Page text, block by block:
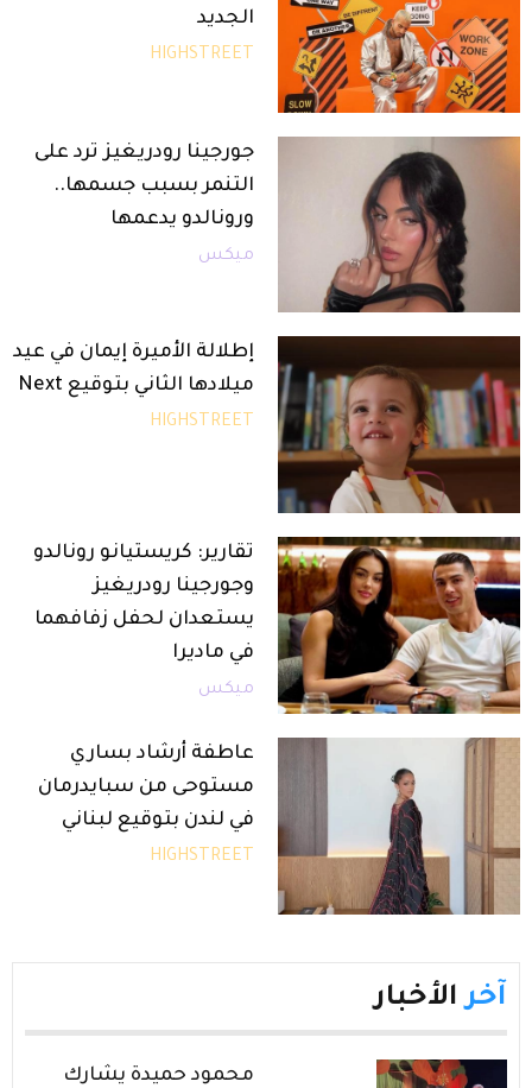
الجديد
HIGHSTREET
جورجينا رودريغيز ترد على
التنمر بسبب جسمها..
ورونالدو يدعمها
ميكس
إطلالة الأميرة إيمان في عيد
ميلادها الثاني بتوقيع Next
HIGHSTREET
تقارير: كريستيانو رونالدو
وجورجينا رودريغيز
يستعدان لحفل زفافهما
في ماديرا
ميكس
عاطفة أرشاد بساري
مستوحى من سبايدرمان
في لندن بتوقيع لبناني
HIGHSTREET
آخر الأخبار
محمود حميدة يشارك